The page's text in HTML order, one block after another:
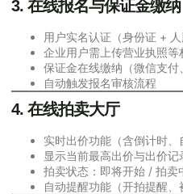
3. 在线报名与保证金缴纳
用户实名认证（身份证 + 人
企业用户需上传营业执照等
保证金在线缴纳（微信支付
自动触发报名审核流程
4. 在线拍卖大厅
实时出价功能（含倒计时、
显示当前最高出价与出价记
拍卖状态：即将开始 / 拍卖
自动提醒功能（开拍提醒、